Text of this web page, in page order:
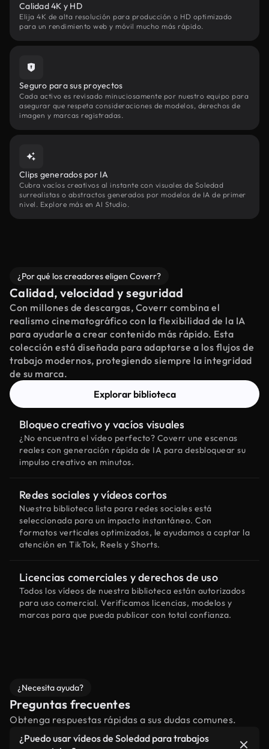
Calidad 4K y HD
Elija 4K de alta resolución para producción o HD optimizado
para un rendimiento web y móvil mucho más rápido.
Seguro para sus proyectos
Cada activo es revisado minuciosamente por nuestro equipo para
asegurar que respeta consideraciones de modelos, derechos de
imagen y marcas registradas.
Clips generados por IA
Cubra vacíos creativos al instante con visuales de Soledad
surrealistas o abstractos generados por modelos de IA de primer
nivel. Explore más en AI Studio.
¿Por qué los creadores eligen Coverr?
Calidad, velocidad y seguridad
Con millones de descargas, Coverr combina el
realismo cinematográfico con la flexibilidad de la IA
para ayudarle a crear contenido más rápido. Esta
colección está diseñada para adaptarse a los flujos de
trabajo modernos, protegiendo siempre la integridad
de su marca.
Explorar biblioteca
Bloqueo creativo y vacíos visuales
¿No encuentra el vídeo perfecto? Coverr une escenas
reales con generación rápida de IA para desbloquear su
impulso creativo en minutos.
Redes sociales y vídeos cortos
Nuestra biblioteca lista para redes sociales está
seleccionada para un impacto instantáneo. Con
formatos verticales optimizados, le ayudamos a captar la
atención en TikTok, Reels y Shorts.
Licencias comerciales y derechos de uso
Todos los vídeos de nuestra biblioteca están autorizados
para uso comercial. Verificamos licencias, modelos y
marcas para que pueda publicar con total confianza.
¿Necesita ayuda?
Preguntas frecuentes
Obtenga respuestas rápidas a sus dudas comunes.
¿Puedo usar vídeos de Soledad para trabajos